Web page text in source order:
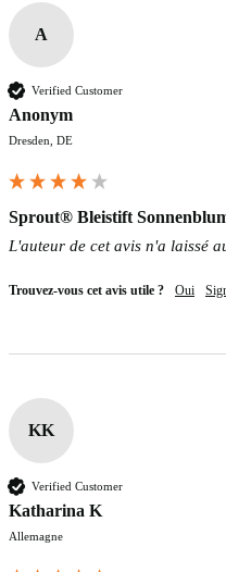
A
Verified Customer
Anonym
Dresden, DE
Sprout® Bleistift
L'auteur de cet avis n'a laissé
Trouvez-vous cet avis utile ? Oui
KK
Verified Customer
Katharina K
Allemagne